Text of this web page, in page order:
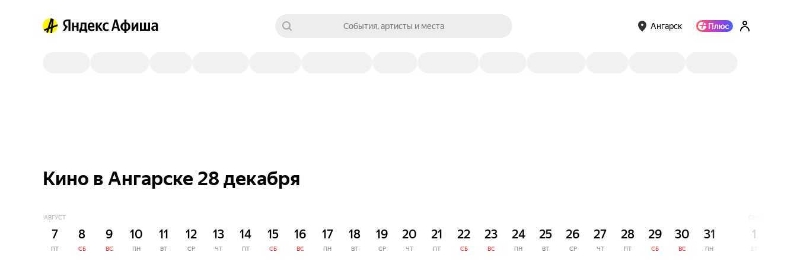
События, артисты и места Ангарск
Кино в Ангарске 28 декабря
АВГУСТ
7
ПТ
8
СБ
9
ВС
10
ПН
11
ВТ
12
СР
13
ЧТ
14
ПТ
15
СБ
16
ВС
17
ПН
18
ВТ
19
СР
20
ЧТ
21
ПТ
22
СБ
23
ВС
24
ПН
25
ВТ
26
СР
27
ЧТ
28
ПТ
29
СБ
30
ВС
31
ПН
1
ВТ